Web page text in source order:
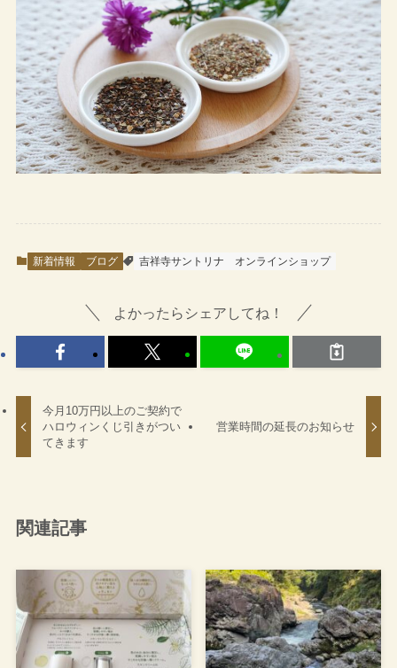
新着情報 ブログ 吉祥寺サントリナ オンラインショップ
よかったらシェアしてね！
今月10万円以上のご契約で
ハロウィンくじ引きがつい
てきます
営業時間の延長のお知らせ
関連記事